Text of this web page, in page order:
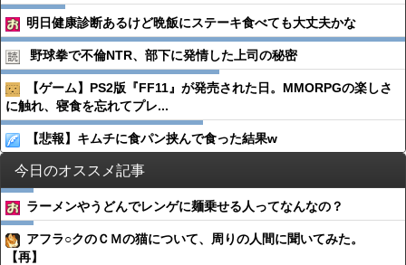
明日健康診断あるけど晩飯にステーキ食べても大丈夫かな
野球拳で不倫NTR、部下に発情した上司の秘密
【ゲーム】PS2版『FF11』が発売された日。MMORPGの楽しさ
に触れ、寝食を忘れてプレ...
【悲報】キムチに食パン挟んで食った結果w
今日のオススメ記事
ラーメンやうどんでレンゲに麺乗せる人ってなんなの？
アフラ○クのＣＭの猫について、周りの人間に聞いてみた。
【再】